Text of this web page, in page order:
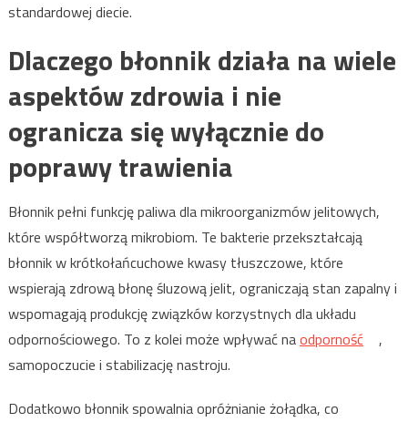
standardowej diecie.
Dlaczego błonnik działa na wiele
aspektów zdrowia i nie
ogranicza się wyłącznie do
poprawy trawienia
Błonnik pełni funkcję paliwa dla mikroorganizmów jelitowych,
które współtworzą mikrobiom. Te bakterie przekształcają
błonnik w krótkołańcuchowe kwasy tłuszczowe, które
wspierają zdrową błonę śluzową jelit, ograniczają stan zapalny i
wspomagają produkcję związków korzystnych dla układu
odpornościowego. To z kolei może wpływać naodporność
,
samopoczucie i stabilizację nastroju.
Dodatkowo błonnik spowalnia opróżnianie żołądka, co